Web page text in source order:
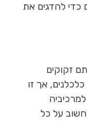
כדי להדגים את
זקוקים
כלכלנים, אך זו
על כל